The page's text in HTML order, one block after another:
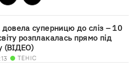
довела суперницю до сліз – 10
розплакалась прямо під
(ВІДЕО)
ТЕНІС